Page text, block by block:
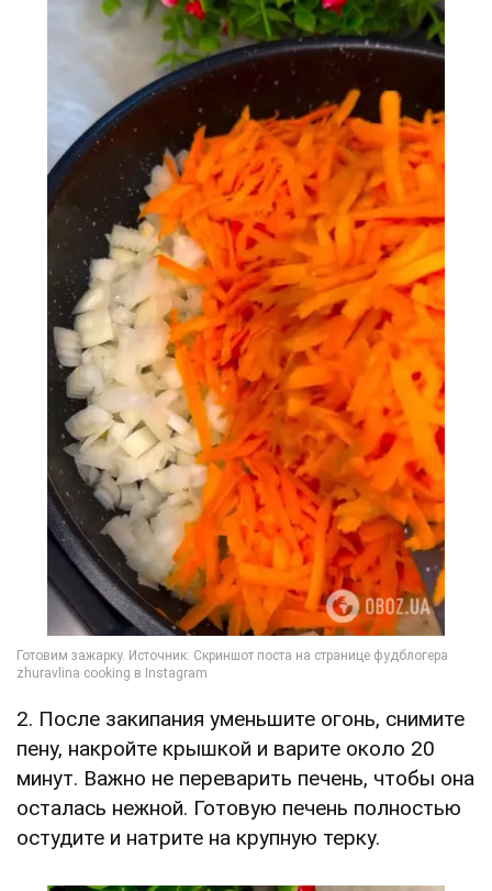
2. После закипания уменьшите огонь, снимите
пену, накройте крышкой и варите около 20
минут. Важно не переварить печень, чтобы она
осталась нежной. Готовую печень полностью
остудите и натрите на крупную терку.